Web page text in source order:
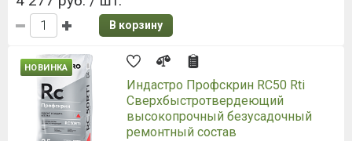
В корзину
НОВИНКА
Индастро Профскрин RC50 Rti
Сверхбыстротвердеющий
высокопрочный безусадочный
ремонтный состав